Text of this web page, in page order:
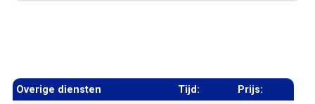
Overige diensten Tijd:
Prijs: